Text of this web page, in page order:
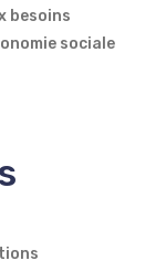
besoins
sociale